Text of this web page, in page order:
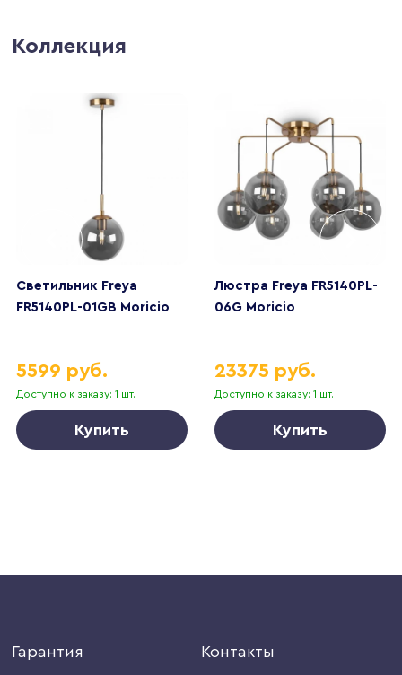
Коллекция
Светильник Freya
FR5140PL-01GB Moricio
Доступно к заказу: 1 шт.
5599 руб.
Купить
Люстра Freya FR5140PL-
06G Moricio
Доступно к заказу: 1 шт.
23375 руб.
Купить
Гарантия Контакты